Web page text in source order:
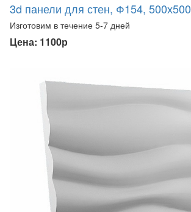
3d панели для стен, Ф154, 500х500
Изготовим в течение 5-7 дней
Цена: 1100р